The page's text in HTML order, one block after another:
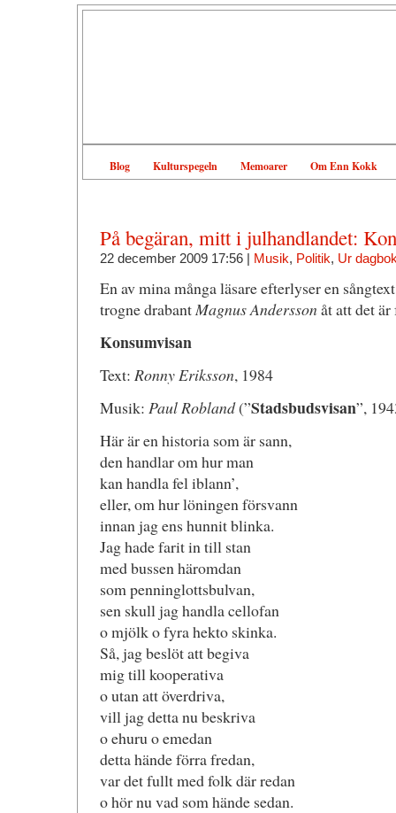
Blog Kulturspegeln Memoarer Om Enn Kokk
På begäran, mitt i julhandlandet:
22 december 2009 17:56 | Musik, Politik, Ur
En av mina många läsare efterlyser en
trogne drabantMagnus Anderssonåt att det är
Konsumvisan
Text: Ronny Eriksson, 1984
Musik: Paul Robland(”Stadsbudsvisan”,
Här är en historia som är sann,
den handlar om hur man
kan handla fel iblann’,
eller, om hur löningen försvann
innan jag ens hunnit blinka.
Jag hade farit in till stan
med bussen häromdan
som penninglottsbulvan,
sen skull jag handla cellofan
o mjölk o fyra hekto skinka.
Så, jag beslöt att begiva
mig till kooperativa
o utan att överdriva,
vill jag detta nu beskriva
o ehuru o emedan
detta hände förra fredan,
var det fullt med folk där redan
o hör nu vad som hände sedan.